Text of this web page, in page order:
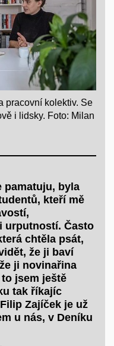
pracovní kolektiv. Se
i lidsky. Foto: Milan
pamatuju, byla
kteří mě
urputností. Často
chtěla psát,
že ji baví
ji novinařina
jsem ještě
tak říkajíc
Zajíček je už
u nás, v Deníku